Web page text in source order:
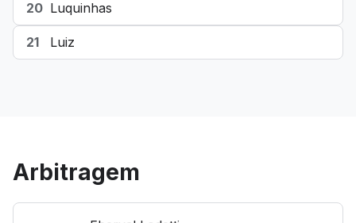
20 Luquinhas
21 Luiz
Arbitragem